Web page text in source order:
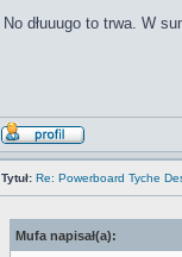
No dłuuugo to trwa. W
Tytuł: Re: Powerboard Tyche
Mufa napisał(a):